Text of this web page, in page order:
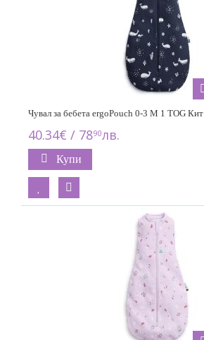
Чувал за бебета ergoPouch 0-3 M 1 TOG Кит
40.34€ / 7890лв.
Купи